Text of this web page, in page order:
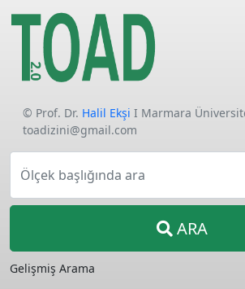
© Prof. Dr. Halil Ekşi I Marmara
toadizini@gmail.com
Ölçek başlığında ara
ARA
Gelişmiş Arama